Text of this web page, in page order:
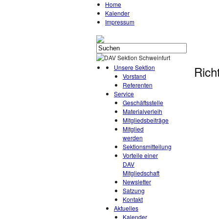
Home
Kalender
Impressum
Unsere Sektion
Vorstand
Referenten
Service
Geschäftsstelle
Materialverleih
Mitgliedsbeiträge
Mitglied
werden
Sektionsmitteilung
Vorteile einer
DAV
Mitgliedschaft
Newsletter
Satzung
Kontakt
Aktuelles
Kalender